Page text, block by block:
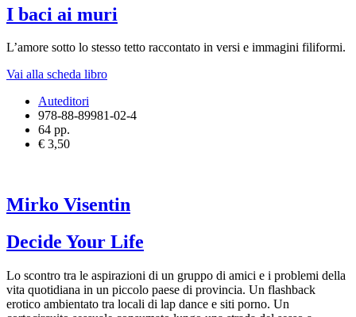
I baci ai muri
L’amore sotto lo stesso tetto raccontato in versi e immagini filiformi.
Vai alla scheda libro
Auteditori
978-88-89981-02-4
64 pp.
€ 3,50
Mirko Visentin
Decide Your Life
Lo scontro tra le aspirazioni di un gruppo di amici e i problemi della
vita quotidiana in un piccolo paese di provincia. Un flashback
erotico ambientato tra locali di lap dance e siti porno. Un